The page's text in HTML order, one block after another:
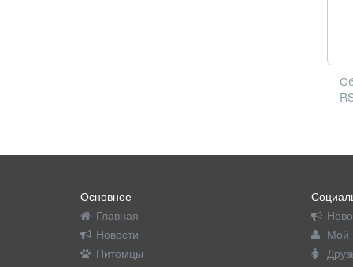
Основное
Главная
Новости
Питомцы
Мой